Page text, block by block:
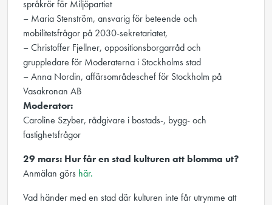
språkrör för Miljöpartiet
– Maria Stenström, ansvarig för beteende och
mobilitetsfrågor på 2030-sekretariatet,
– Christoffer Fjellner, oppositionsborgarråd och
gruppledare för Moderaterna i Stockholms stad
– Anna Nordin, affärsområdeschef för Stockholm på
Vasakronan AB
Moderator:
Caroline Szyber, rådgivare i bostads-, bygg- och
fastighetsfrågor
29 mars: Hur får en stad kulturen att blomma ut?
Anmälan görs här.
Vad händer med en stad där kulturen inte får utrymme att